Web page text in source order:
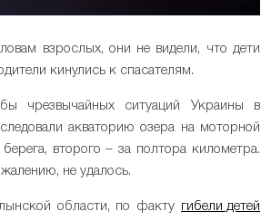
взрослых, они не видели, что дети
кинулись к спасателям.
чрезвычайных ситуаций Украины в
акваторию озера на моторной
второго – за полтора километра.
не удалось.
области, по факту гибели детей